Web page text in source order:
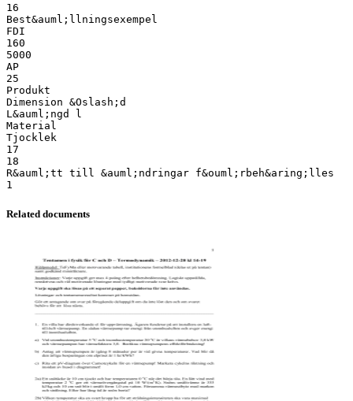
16
Best&auml;llningsexempel
FDI
160
5000
AP
25
Produkt
Dimension &Oslash;d
L&auml;ngd l
Material
Tjocklek
17
18
R&auml;tt till &auml;ndringar f&ouml;rbeh&aring;lles
Related documents